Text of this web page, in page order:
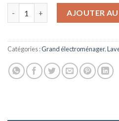
AJOUTER AU
Catégories :Grand électroménager,